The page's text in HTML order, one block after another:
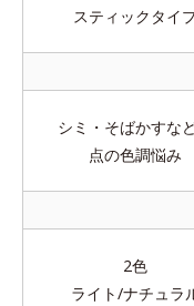
スティックタイ
シミ・そばかすな
点の色調悩み
2色
ライト/ナチュラ